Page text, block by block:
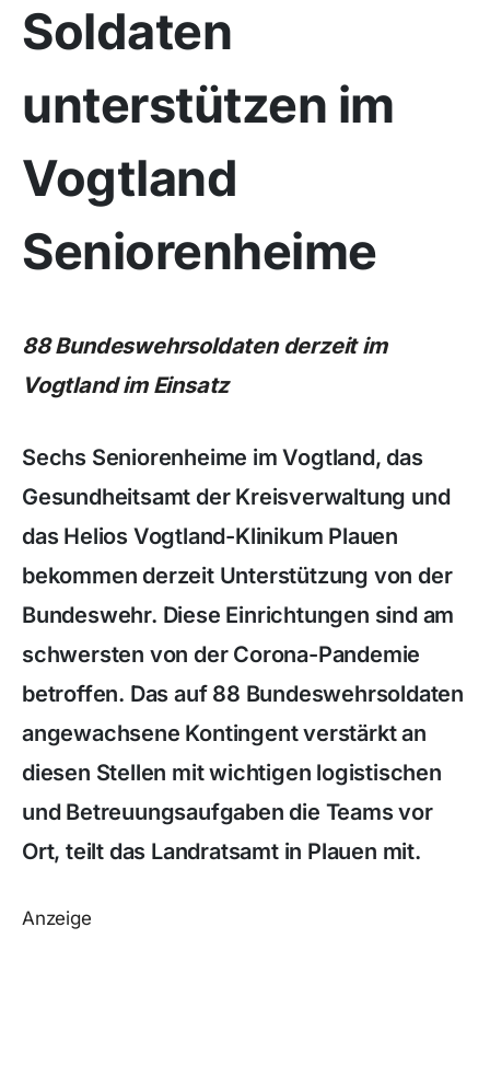
Soldaten
unterstützen im
Vogtland
Seniorenheime
88 Bundeswehrsoldaten derzeit im
Vogtland im Einsatz
Sechs Seniorenheime im Vogtland, das
Gesundheitsamt der Kreisverwaltung und
das Helios Vogtland-Klinikum Plauen
bekommen derzeit Unterstützung von der
Bundeswehr. Diese Einrichtungen sind am
schwersten von der Corona-Pandemie
betroffen. Das auf 88 Bundeswehrsoldaten
angewachsene Kontingent verstärkt an
diesen Stellen mit wichtigen logistischen
und Betreuungsaufgaben die Teams vor
Ort, teilt das Landratsamt in Plauen mit.
Anzeige